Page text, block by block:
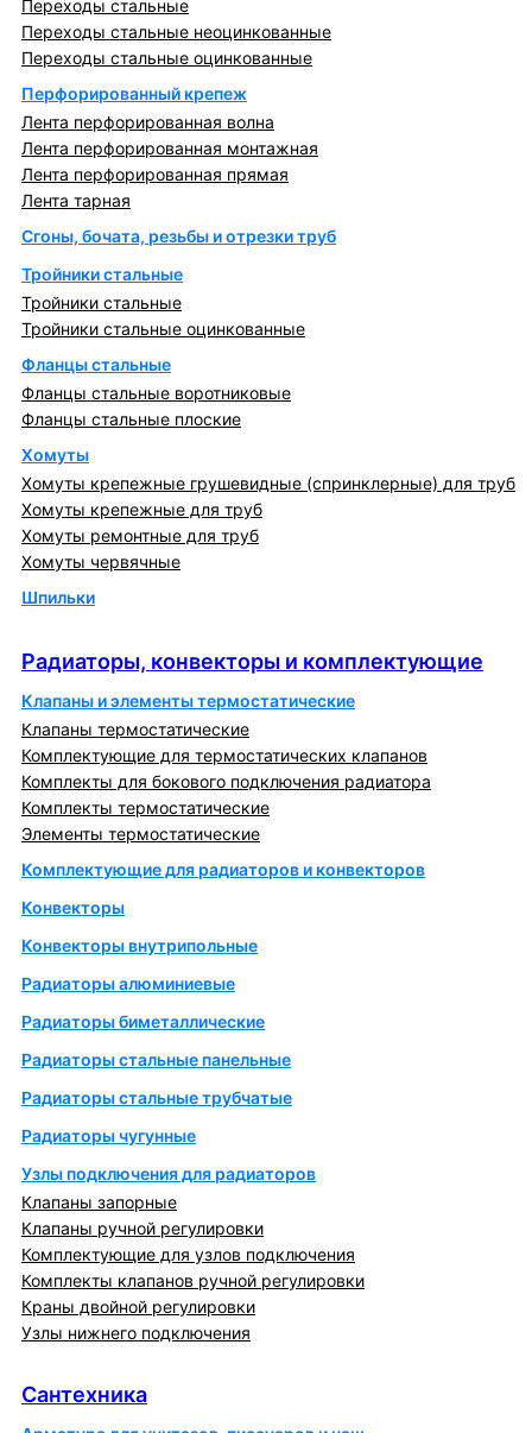
Переходы стальные
Переходы стальные неоцинкованные
Переходы стальные оцинкованные
Перфорированный крепеж
Лента перфорированная волна
Лента перфорированная монтажная
Лента перфорированная прямая
Лента тарная
Сгоны, бочата, резьбы и отрезки труб
Тройники стальные
Тройники стальные
Тройники стальные оцинкованные
Фланцы стальные
Фланцы стальные воротниковые
Фланцы стальные плоские
Хомуты
Хомуты крепежные грушевидные (спринклерные) для труб
Хомуты крепежные для труб
Хомуты ремонтные для труб
Хомуты червячные
Шпильки
Радиаторы, конвекторы и комплектующие
Клапаны и элементы термостатические
Клапаны термостатические
Комплектующие для термостатических клапанов
Комплекты для бокового подключения радиатора
Комплекты термостатические
Элементы термостатические
Комплектующие для радиаторов и конвекторов
Конвекторы
Конвекторы внутрипольные
Радиаторы алюминиевые
Радиаторы биметаллические
Радиаторы стальные панельные
Радиаторы стальные трубчатые
Радиаторы чугунные
Узлы подключения для радиаторов
Клапаны запорные
Клапаны ручной регулировки
Комплектующие для узлов подключения
Комплекты клапанов ручной регулировки
Краны двойной регулировки
Узлы нижнего подключения
Сантехника